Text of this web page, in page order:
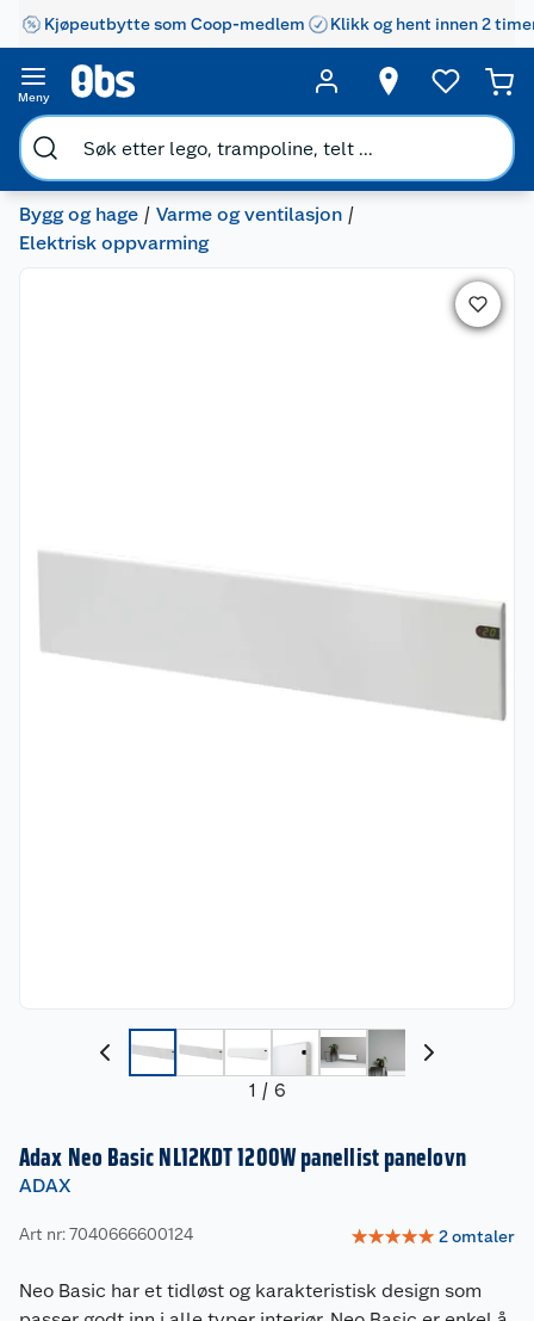
Kjøpeutbytte som Coop-medlem Klikk og hent innen 2
Meny
Bygg og hage
Varme og ventilasjon
Elektrisk oppvarming
1 / 6
Adax Neo Basic NL12KDT 1200W panellist panelovn
ADAX
Art nr: 7040666600124 ☆☆☆☆☆ 2omtaler
Neo Basic har et tidløst og karakteristisk design som